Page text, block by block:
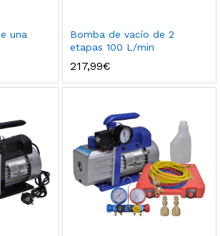
una
Bomba de vacío de 2
etapas 100 L/min
217,99€